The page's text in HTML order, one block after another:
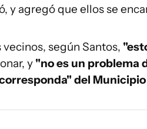
y agregó que ellos se
vecinos, según Santos,
y "no es un problema
del Municipio